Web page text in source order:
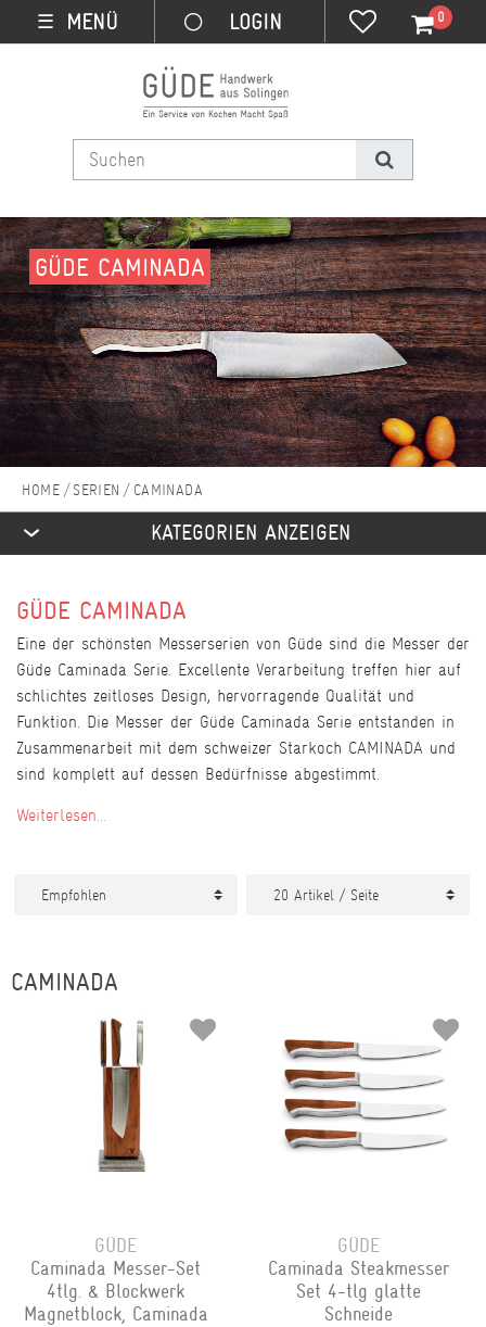
☰ MENÜ 0
GÜDE CAMINADA
SERIEN CAMINADA
KATEGORIEN ANZEIGEN
GÜDE CAMINADA
Eine der schönsten Messerserien von Güde sind die Messer der
Güde Caminada Serie. Excellente Verarbeitung treffen hier auf
schlichtes zeitloses Design, hervorragende Qualität und
Funktion. Die Messer der Güde Caminada Serie entstanden in
Zusammenarbeit mit dem schweizer Starkoch CAMINADA und
sind komplett auf dessen Bedürfnisse abgestimmt.
Weiterlesen...
CAMINADA
GÜDE
Caminada Messer-Set
4tlg. & Blockwerk
Magnetblock, Caminada
GÜDE
Caminada Steakmesser
Set 4-tlg glatte
Schneide